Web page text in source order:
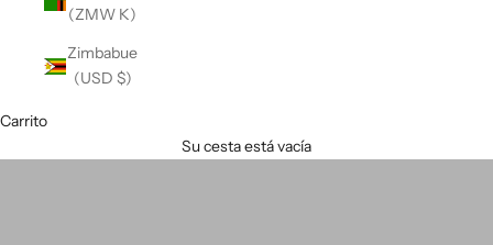
(ZMW K)
Zimbabue
(USD $)
Carrito
Su cesta está vacía
Diseño de bolsas para investigación fuera del planeta